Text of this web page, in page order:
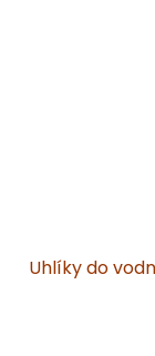
Uhlíky do